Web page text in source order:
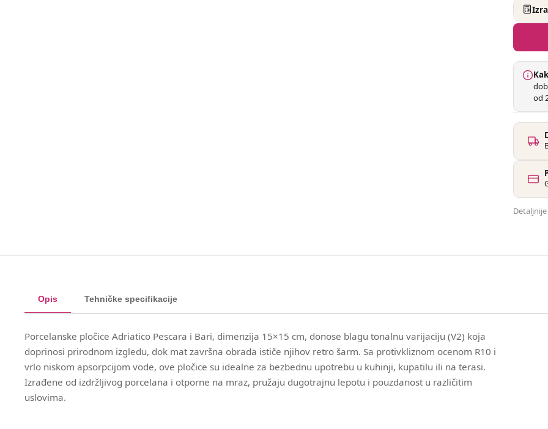
od
Opis Tehničke specifikacije
Porcelanske pločice Adriatico Pescara i Bari, dimenzija 15×15 cm, donose blagu tonalnu varijaciju (V2) koja
doprinosi prirodnom izgledu, dok mat završna obrada ističe njihov retro šarm. Sa protivkliznom ocenom R10 i
vrlo niskom apsorpcijom vode, ove pločice su idealne za bezbednu upotrebu u kuhinji, kupatilu ili na terasi.
Izrađene od izdržljivog porcelana i otporne na mraz, pružaju dugotrajnu lepotu i pouzdanost u različitim
uslovima.